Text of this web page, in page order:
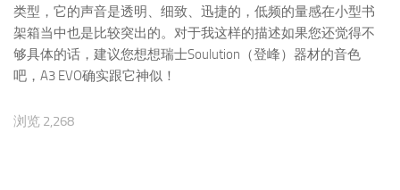
类型，它的声音是透明、细致、迅捷的，低频的量感在小型书
架箱当中也是比较突出的。对于我这样的描述如果您还觉得不
够具体的话，建议您想想瑞士Soulution（登峰）器材的音色
吧，A3 EVO确实跟它神似！
浏览 2,268